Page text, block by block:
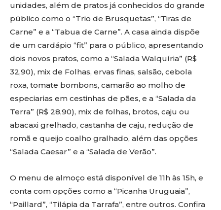
unidades, além de pratos já conhecidos do grande
público como o “Trio de Brusquetas”, “Tiras de
Carne” e a “Tabua de Carne”. A casa ainda dispõe
de um cardápio “fit” para o público, apresentando
dois novos pratos, como a “Salada Walquíria” (R$
32,90), mix de Folhas, ervas finas, salsão, cebola
roxa, tomate bombons, camarão ao molho de
especiarias em cestinhas de pães, e a “Salada da
Terra” (R$ 28,90), mix de folhas, brotos, caju ou
abacaxi grelhado, castanha de caju, redução de
romã e queijo coalho gralhado, além das opções
“Salada Caesar” e a “Salada de Verão”.
O menu de almoço está disponível de 11h às 15h, e
conta com opções como a “Picanha Uruguaia”,
“Paillard”, “Tilápia da Tarrafa”, entre outros. Confira